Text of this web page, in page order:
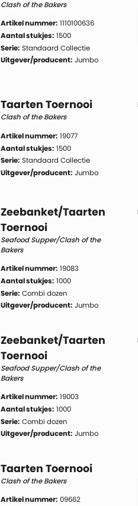
Clash of the Bakers
Artikel nummer: 1110100636
Aantal stukjes: 1500
Serie: Standaard Collectie
Uitgever/producent: Jumbo
Taarten Toernooi
Clash of the Bakers
Artikel nummer: 19077
Aantal stukjes: 1500
Serie: Standaard Collectie
Uitgever/producent: Jumbo
Zeebanket/Taarten
Toernooi
Seafood Supper/Clash of the
Bakers
Artikel nummer: 19083
Aantal stukjes: 1000
Serie: Combi dozen
Uitgever/producent: Jumbo
Zeebanket/Taarten
Toernooi
Seafood Supper/Clash of the
Bakers
Artikel nummer: 19003
Aantal stukjes: 1000
Serie: Combi dozen
Uitgever/producent: Jumbo
Taarten Toernooi
Clash of the Bakers
Artikel nummer: 09662